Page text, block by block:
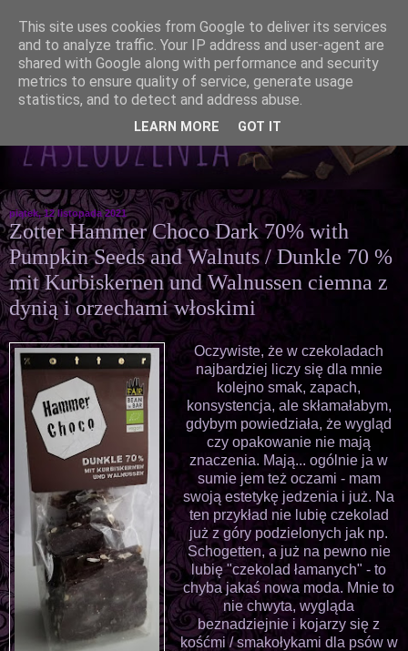
piątek, 12 listopada 2021
Zotter Hammer Choco Dark 70% with
Pumpkin Seeds and Walnuts / Dunkle 70 %
mit Kurbiskernen und Walnussen ciemna z
dynią i orzechami włoskimi
Oczywiste, że w czekoladach
najbardziej liczy się dla mnie
kolejno smak, zapach,
konsystencja, ale skłamałabym,
gdybym powiedziała, że wygląd
czy opakowanie nie mają
znaczenia. Mają... ogólnie ja w
sumie jem też oczami - mam
swoją estetykę jedzenia i już. Na
ten przykład nie lubię czekolad
już z góry podzielonych jak np.
Schogetten, a już na pewno nie
lubię "czekolad łamanych" - to
chyba jakaś nowa moda. Mnie to
nie chwyta, wygląda
beznadziejnie i kojarzy się z
kośćmi / smakołykami dla psów w
This site uses cookies from Google to deliver its services
and to analyze traffic. Your IP address and user-agent are
shared with Google along with performance and security
metrics to ensure quality of service, generate usage
statistics, and to detect and address abuse.
LEARN MORE GOT IT